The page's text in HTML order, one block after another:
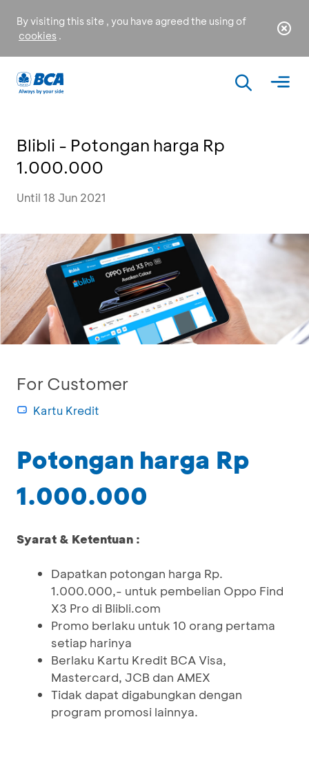
By visiting this site , you have agreed the using of
cookies .
Blibli - Potongan harga Rp
1.000.000
Until 18 Jun 2021
For Customer
Kartu Kredit
Potongan harga Rp
1.000.000
Syarat & Ketentuan :
Dapatkan potongan harga Rp.
1.000.000,- untuk pembelian Oppo Find
X3 Pro di Blibli.com
Promo berlaku untuk 10 orang pertama
setiap harinya
Berlaku Kartu Kredit BCA Visa,
Mastercard, JCB dan AMEX
Tidak dapat digabungkan dengan
program promosi lainnya.